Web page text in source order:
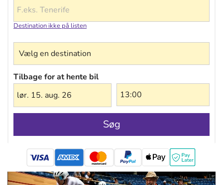
Destination ikke på listen
Tilbage for at hente bil
lør. 15. aug. 26
Søg
mastercard